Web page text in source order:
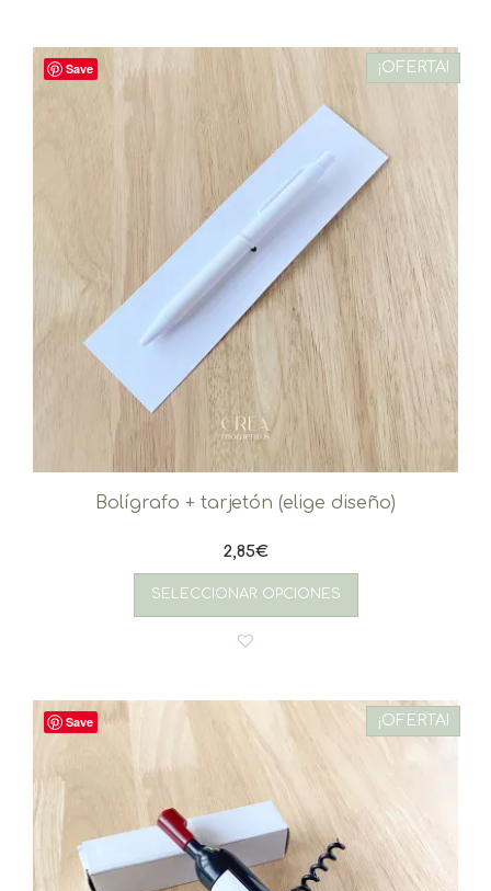
Save ¡OFERTA!
Bolígrafo + tarjetón (elige diseño)
2,85€
SELECCIONAR OPCIONES
Save ¡OFERTA!